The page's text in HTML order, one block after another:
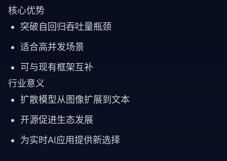
核心优势
突破自回归吞吐量瓶颈
适合高并发场景
可与现有框架互补
行业意义
扩散模型从图像扩展到文本
开源促进生态发展
为实时AI应用提供新选择